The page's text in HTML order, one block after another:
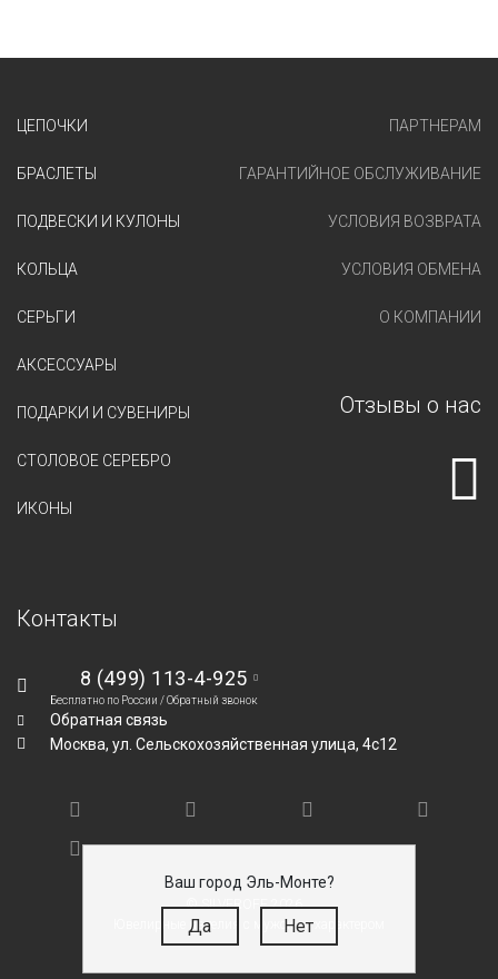
Ваш город Эль-Монте?
Да Нет
ЦЕПОЧКИ
БРАСЛЕТЫ
ПОДВЕСКИ И КУЛОНЫ
КОЛЬЦА
СЕРЬГИ
АКСЕССУАРЫ
ПОДАРКИ И СУВЕНИРЫ
СТОЛОВОЕ СЕРЕБРО
ИКОНЫ
ПАРТНЕРАМ
ГАРАНТИЙНОЕ ОБСЛУЖИВАНИЕ
УСЛОВИЯ ВОЗВРАТА
УСЛОВИЯ ОБМЕНА
О КОМПАНИИ
Отзывы о нас
Контакты
8 (499) 113-4-925
Бесплатно по России /Обратный звонок
Обратная связь
Москва, ул. Сельскохозяйственная улица, 4с12
© SILVEROFF 2026
Ювелирные изделия с мужским характером